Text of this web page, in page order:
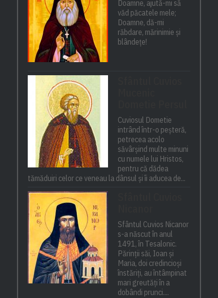
Doamne, ajută-mi să
văd păcatele mele;
Doamne, dă-mi
răbdare, mărinimie şi
blândeţe!
Cuviosul Dometie
intrând într-o peșteră,
petrecea acolo
săvârșind multe minuni
cu numele lui Hristos,
pentru că dădea
tămăduiri celor ce veneau la dânsul și îi aducea de...
Sfântul Cuvios Nicanor
s-a născut în anul
1491, în Tesalonic.
Părinții săi, Ioan și
Maria, doi credincioși
înstăriți, au întâmpinat
mari greutăți în a
dobândi prunci....